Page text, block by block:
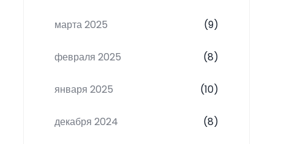
марта 2025 (9)
февраля 2025 (8)
января 2025 (10)
декабря 2024 (8)